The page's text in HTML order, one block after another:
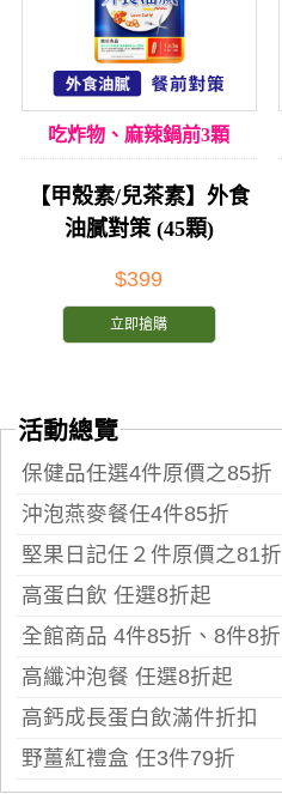
吃炸物、麻辣鍋前3顆
【甲殼素/兒茶素】外食
油膩對策 (45顆)
$399
立即搶購
活動總覽
保健品任選4件原價之85折
沖泡燕麥餐任4件85折
堅果日記任２件原價之81折
高蛋白飲 任選8折起
全館商品 4件85折、8件8折
高纖沖泡餐 任選8折起
高鈣成長蛋白飲滿件折扣
野薑紅禮盒 任3件79折